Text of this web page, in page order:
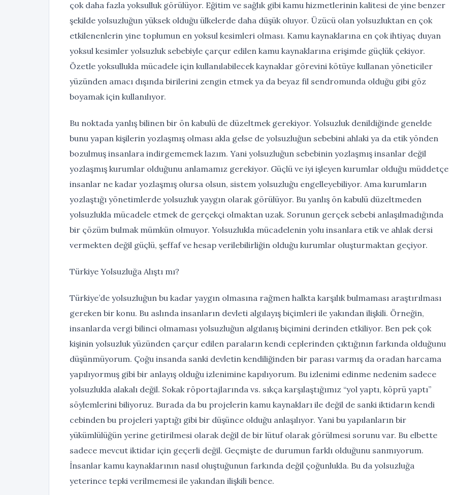
çok daha fazla yoksulluk görülüyor. Eğitim ve sağlık gibi kamu hizmetlerinin kalitesi de yine benzer
şekilde yolsuzluğun yüksek olduğu ülkelerde daha düşük oluyor. Üzücü olan yolsuzluktan en çok
etkilenenlerin yine toplumun en yoksul kesimleri olması. Kamu kaynaklarına en çok ihtiyaç duyan
yoksul kesimler yolsuzluk sebebiyle çarçur edilen kamu kaynaklarına erişimde güçlük çekiyor.
Özetle yoksullukla mücadele için kullanılabilecek kaynaklar görevini kötüye kullanan yöneticiler
yüzünden amacı dışında birilerini zengin etmek ya da beyaz fil sendromunda olduğu gibi göz
boyamak için kullanılıyor.
Bu noktada yanlış bilinen bir ön kabulü de düzeltmek gerekiyor. Yolsuzluk denildiğinde genelde
bunu yapan kişilerin yozlaşmış olması akla gelse de yolsuzluğun sebebini ahlaki ya da etik yönden
bozulmuş insanlara indirgememek lazım. Yani yolsuzluğun sebebinin yozlaşmış insanlar değil
yozlaşmış kurumlar olduğunu anlamamız gerekiyor. Güçlü ve iyi işleyen kurumlar olduğu müddetçe
insanlar ne kadar yozlaşmış olursa olsun, sistem yolsuzluğu engelleyebiliyor. Ama kurumların
yozlaştığı yönetimlerde yolsuzluk yaygın olarak görülüyor. Bu yanlış ön kabulü düzeltmeden
yolsuzlukla mücadele etmek de gerçekçi olmaktan uzak. Sorunun gerçek sebebi anlaşılmadığında
bir çözüm bulmak mümkün olmuyor. Yolsuzlukla mücadelenin yolu insanlara etik ve ahlak dersi
vermekten değil güçlü, şeffaf ve hesap verilebilirliğin olduğu kurumlar oluşturmaktan geçiyor.
Türkiye Yolsuzluğa Alıştı mı?
Türkiye’de yolsuzluğun bu kadar yaygın olmasına rağmen halkta karşılık bulmaması araştırılması
gereken bir konu. Bu aslında insanların devleti algılayış biçimleri ile yakından ilişkili. Örneğin,
insanlarda vergi bilinci olmaması yolsuzluğun algılanış biçimini derinden etkiliyor. Ben pek çok
kişinin yolsuzluk yüzünden çarçur edilen paraların kendi ceplerinden çıktığının farkında olduğunu
düşünmüyorum. Çoğu insanda sanki devletin kendiliğinden bir parası varmış da oradan harcama
yapılıyormuş gibi bir anlayış olduğu izlenimine kapılıyorum. Bu izlenimi edinme nedenim sadece
yolsuzlukla alakalı değil. Sokak röportajlarında vs. sıkça karşılaştığımız “yol yaptı, köprü yaptı”
söylemlerini biliyoruz. Burada da bu projelerin kamu kaynakları ile değil de sanki iktidarın kendi
cebinden bu projeleri yaptığı gibi bir düşünce olduğu anlaşılıyor. Yani bu yapılanların bir
yükümlülüğün yerine getirilmesi olarak değil de bir lütuf olarak görülmesi sorunu var. Bu elbette
sadece mevcut iktidar için geçerli değil. Geçmişte de durumun farklı olduğunu sanmıyorum.
İnsanlar kamu kaynaklarının nasıl oluştuğunun farkında değil çoğunlukla. Bu da yolsuzluğa
yeterince tepki verilmemesi ile yakından ilişkili bence.